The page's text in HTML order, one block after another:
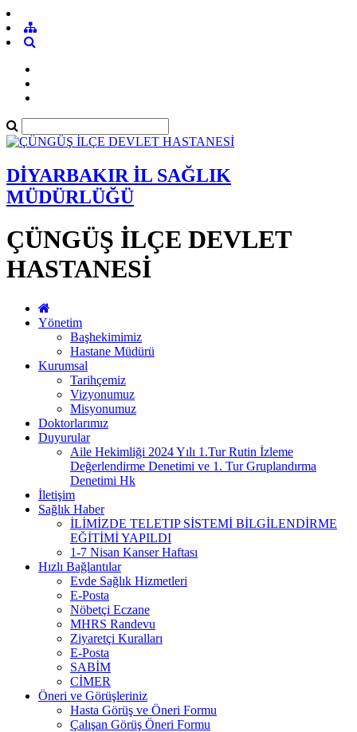
DİYARBAKIR İL SAĞLIK
MÜDÜRLÜĞÜ
ÇÜNGÜŞ İLÇE DEVLET
HASTANESİ
Yönetim
Başhekimimiz
Hastane Müdürü
Kurumsal
Tarihçemiz
Vizyonumuz
Misyonumuz
Doktorlarımız
Duyurular
Aile Hekimliği 2024 Yılı 1.Tur Rutin İzleme
Değerlendirme Denetimi ve 1. Tur Gruplandırma
Denetimi Hk
İletişim
Sağlık Haber
İLİMİZDE TELETIP SİSTEMİ BİLGİLENDİRME
EĞİTİMİ YAPILDI
1-7 Nisan Kanser Haftası
Hızlı Bağlantılar
Evde Sağlık Hizmetleri
E-Posta
Nöbetçi Eczane
MHRS Randevu
Ziyaretçi Kuralları
E-Posta
SABİM
CİMER
Öneri ve Görüşleriniz
Hasta Görüş ve Öneri Formu
Çalışan Görüş Öneri Formu